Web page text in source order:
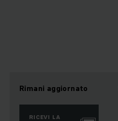
Rimani aggiornato
RICEVI LA